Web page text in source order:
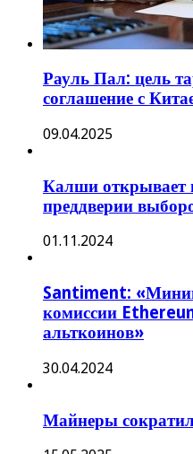
Рауль Пал: цель
соглашение с
09.04.2025
Калши открывает
преддверии
01.11.2024
Santiment:
комиссии
альткоинов»
30.04.2024
Майнеры